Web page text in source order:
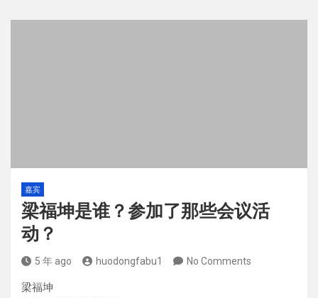
嘉宾
梁福坤是谁？参加了那些会议活
动？
5 年 ago huodongfabu1 No Comments
梁福坤